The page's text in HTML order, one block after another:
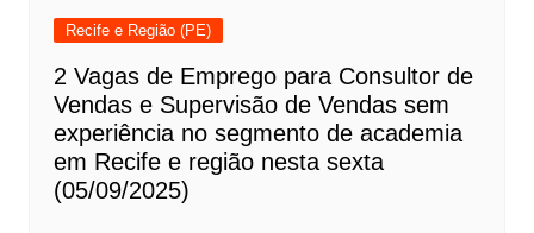
Recife e Região (PE)
2 Vagas de Emprego para Consultor de
Vendas e Supervisão de Vendas sem
experiência no segmento de academia
em Recife e região nesta sexta
(05/09/2025)